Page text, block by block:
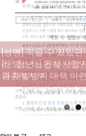
[성명] 막을 수 있었
라 : 청년노동자 사망
과 재발방지 대책 마
[산별소식] 건설산업
원충북지부
[강릉,속초,원주,춘천]
모
[조합원☆인터뷰] 서
규직노동조합 강원지
[본부소식] 강원지역